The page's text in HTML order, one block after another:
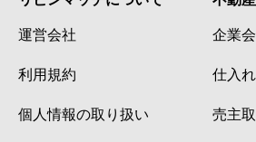
運営会社
利用規約
個人情報の取り扱い
企業
仕入
売主